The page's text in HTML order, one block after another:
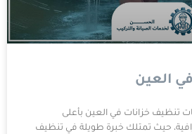
العين
تنظيف خزانات في العين بأعلى
حيث تمتلك خبرة طويلة في تنظيف